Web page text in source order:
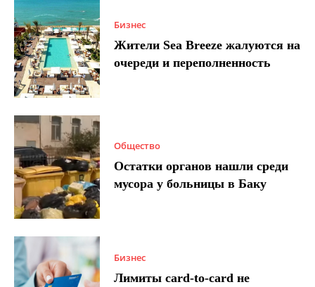
Бизнес
Жители Sea Breeze жалуются на
очереди и переполненность
Общество
Остатки органов нашли среди
мусора у больницы в Баку
Бизнес
Лимиты card-to-card не